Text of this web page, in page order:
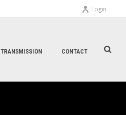
Login
TRANSMISSION CONTACT